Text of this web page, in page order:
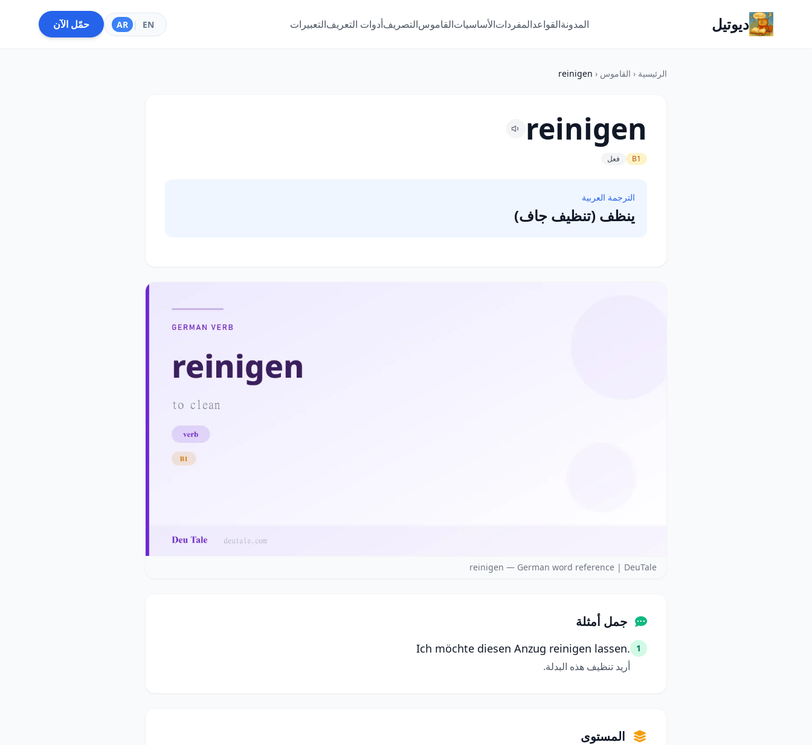
ديوتيل المدونةالقواعدالمفرداتالأساسياتالقاموسالتصريفأدوات التعريفالتعبيرات EN
|
AR حمّل الآن
الرئيسية ‹ القاموس ‹
reinigen
reinigen
B1 فعل
الترجمة العربية
ينظف (تنظيف جاف)
reinigen — German word reference | DeuTale
جمل أمثلة
1
Ich möchte diesen Anzug reinigen lassen.
أريد تنظيف هذه البدلة.
المستوى